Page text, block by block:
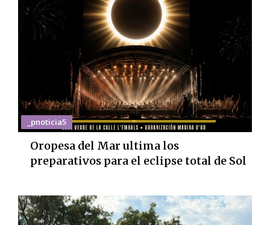
_pnoticia5
Oropesa del Mar ultima los
preparativos para el eclipse total de Sol